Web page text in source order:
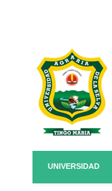
UNIVERSIDAD